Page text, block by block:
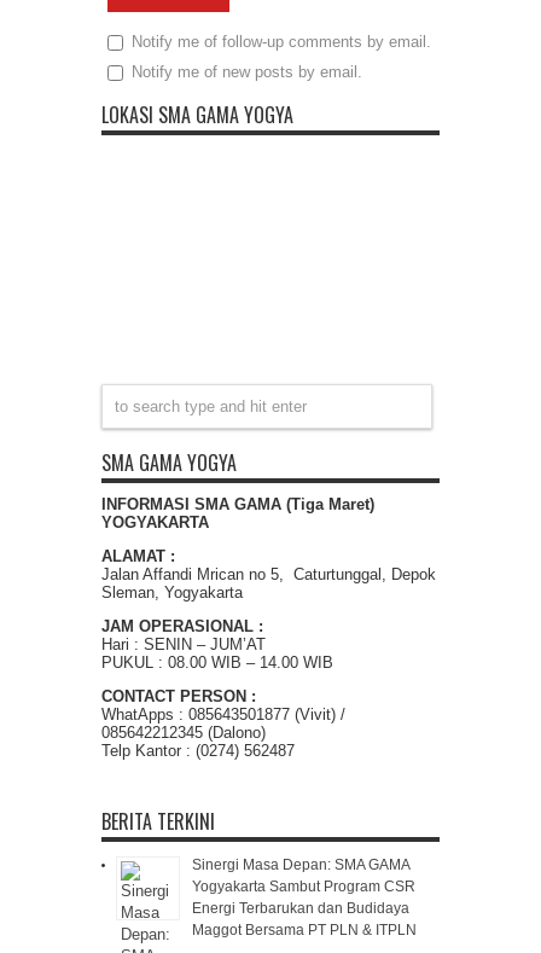
Notify me of follow-up comments by email.
Notify me of new posts by email.
LOKASI SMA GAMA YOGYA
SMA GAMA YOGYA
INFORMASI SMA GAMA (Tiga Maret)
YOGYAKARTA
ALAMAT :
Jalan Affandi Mrican no 5, Caturtunggal, Depok
Sleman, Yogyakarta
JAM OPERASIONAL :
Hari : SENIN – JUM’AT
PUKUL : 08.00 WIB – 14.00 WIB
CONTACT PERSON :
WhatApps : 085643501877 (Vivit) /
085642212345 (Dalono)
Telp Kantor : (0274) 562487
BERITA TERKINI
Sinergi Masa Depan: SMA GAMA
Yogyakarta Sambut Program CSR
Energi Terbarukan dan Budidaya
Maggot Bersama PT PLN & ITPLN